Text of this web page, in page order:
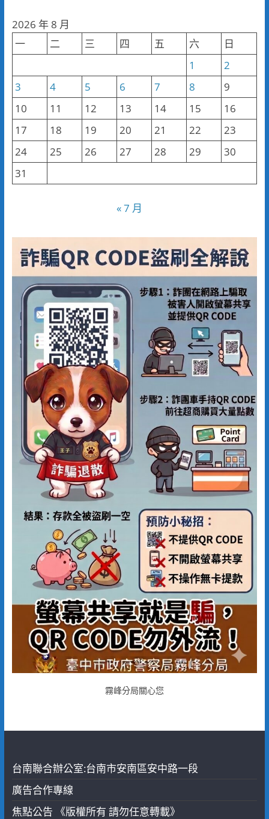
類
2026 年 8 月
一
二 三 四 五 六
日
1
2
3
4 5 6 7 8
9
10
11 12 13 14 15
16
17
18 19 20 21 22
23
24
25 26 27 28 29
30
31
« 7 月
霧峰分局關心您
台南聯合辦公室:台南市安南區安中路一段
廣告合作專線
焦點公告 《版權所有 請勿任意轉載》